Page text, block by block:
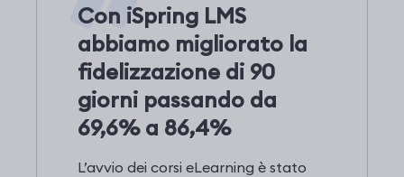
Con iSpring LMS
abbiamo migliorato la
fidelizzazione di 90
giorni passando da
69,6% a 86,4%
L’avvio dei corsi eLearning è stato